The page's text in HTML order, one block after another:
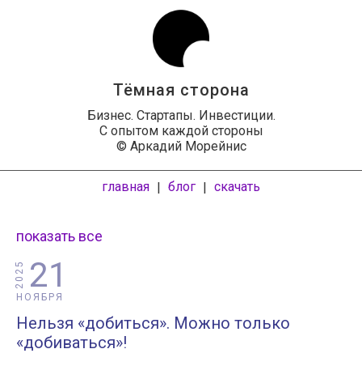
Тёмная сторона
Бизнес. Стартапы. Инвестиции.
С опытом каждой стороны
© Аркадий Морейнис
главная | блог | скачать
показать все
21
НОЯБРЯ
2025
Нельзя «добиться». Можно только
«добиваться»!